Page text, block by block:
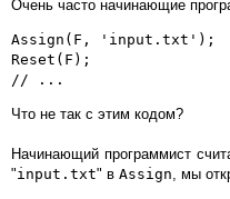
Очень часто начинающие
Assign(F, 'input.txt');
Reset(F);
Что не так с этим кодом?
Начинающий программист
"input.txt" в Assign, мы